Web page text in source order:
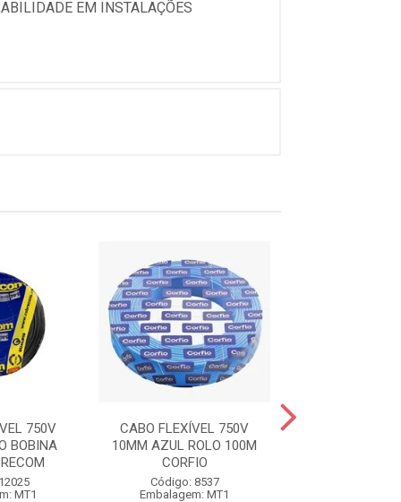
EM INSTALAÇÕES
750V
BOBINA
MT1
CABO FLEXÍVEL 750V
10MM AZUL ROLO 100M
CORFIO
Código: 8537
Embalagem: MT1